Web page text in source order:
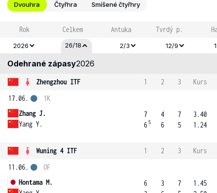
Dvouhra Čtyřhra Smíšené čtyřhry
Rok Celkem Antuka Tvrdý p.
2026 26/18 2/3 12/9
Odehrané zápasy2026
Zhengzhou ITF 1 2 3
Kurs
17.06.
Zhang J.
Yang Y.
1K
7
6 5
4
6
7
5
3.40
1.24
Wuning 4 ITF 1 2 3
Kurs
11.06.
Hontama M.
OF
6
3
7
1.45